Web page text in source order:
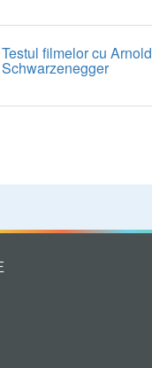
Testul filmelor cu Arnold
Schwarzenegger